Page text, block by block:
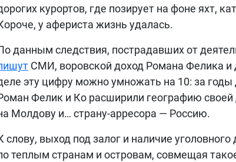
курортов, где позирует на фоне яхт,
у афериста жизнь удалась.
данным следствия, пострадавших от
СМИ, воровской доход Романа Фелика
эту цифру можно умножать на 10: за
Фелик и Ко расширили географию своей
Молдову и… страну-арресора — Россию.
слову, выход под залог и наличие
теплым странам и островам, совмещая